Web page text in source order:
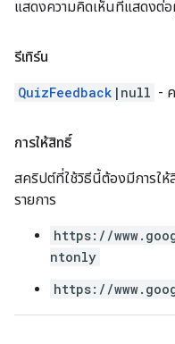
แสดงความคิดเห็นที่แสดงต่
รีเทิร์น
QuizFeedback |null -
การให้สิทธิ์
สคริปต์ที่ใช้วิธีนี้ต้องมีการใ
รายการ
https://
ntonly
https://